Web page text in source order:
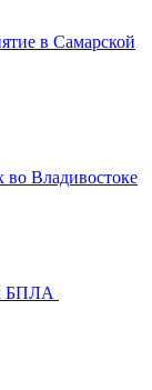
в Самарской
Владивостоке
БПЛА